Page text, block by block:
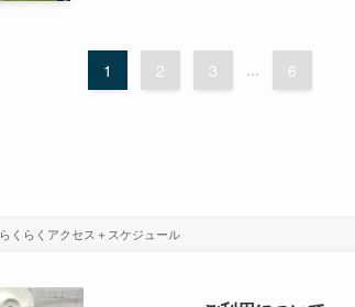
1 2 3 ... 6
らくらくアクセス＋スケジュール